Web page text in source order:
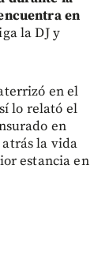
en
la DJ y
en el
lo relató el
en
la vida
estancia en